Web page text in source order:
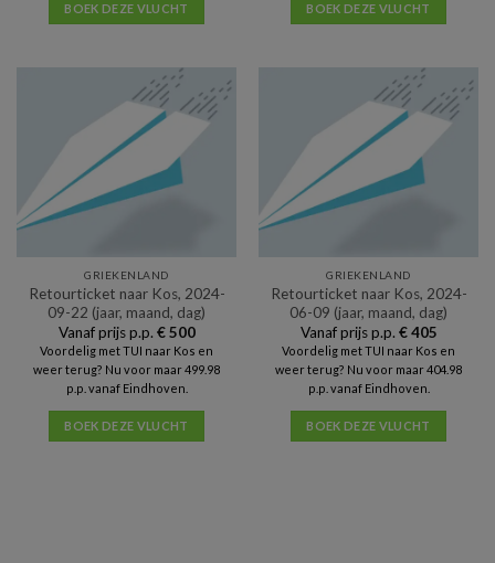
BOEK DEZE VLUCHT BOEK DEZE VLUCHT
GRIEKENLAND
Retourticket naar Kos, 2024-
09-22 (jaar, maand, dag)
Vanaf prijs p.p. €500
Voordelig met TUI naar Kos en
weer terug? Nu voor maar 499.98
p.p. vanaf Eindhoven.
BOEK DEZE VLUCHT
GRIEKENLAND
Retourticket naar Kos, 2024-
06-09 (jaar, maand, dag)
Vanaf prijs p.p. €405
Voordelig met TUI naar Kos en
weer terug? Nu voor maar 404.98
p.p. vanaf Eindhoven.
BOEK DEZE VLUCHT